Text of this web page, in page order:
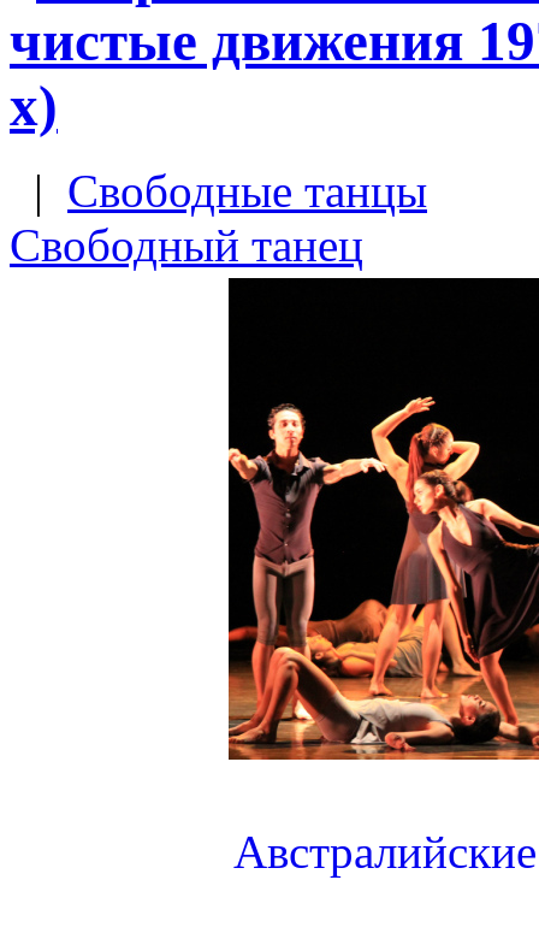
чистые движения
х)
| Свободные танцы
Свободный танец